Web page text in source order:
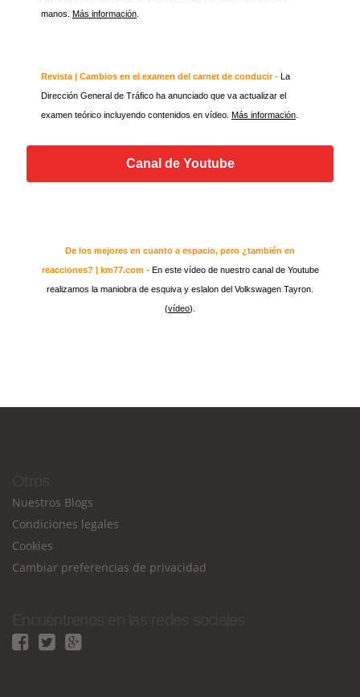
manos. Más información
Revista | Cambios en el examen del carnet de conducir - La
Dirección General de Tráfico ha anunciado que va actualizar el
examen teórico incluyendo contenidos en vídeo. Más información
Canal de Youtube
De los mejores en cuanto a espacio, pero ¿también en
reacciones? | km77.com -En este vídeo de nuestro canal de Youtube
realizamos la maniobra de esquiva y eslalon del Volkswagen Tayron.
(vídeo).
Nuestros Blogs
Condiciones legales
Cookies
Cambiar preferencias de privacidad